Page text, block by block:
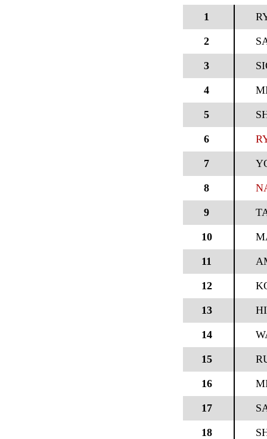
1
2
3
4
5
6
7
8
9
10
11
12
13
14
15
16
17
18